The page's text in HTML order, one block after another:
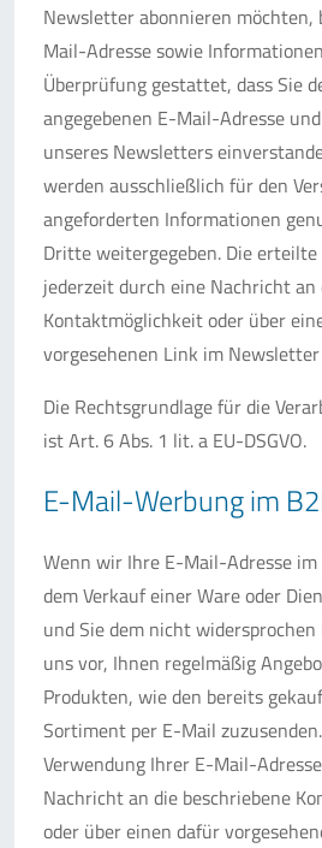
Newsletter abonnieren
Mail-Adresse sowie
Überprüfung gestattet, dass Sie
angegebenen E-Mail-Adresse
unseres Newsletters
werden ausschließlich für den
angeforderten Informationen
Dritte weitergegeben. Die
jederzeit durch eine Nachricht an
Kontaktmöglichkeit oder über
vorgesehenen Link im
Die Rechtsgrundlage für die
ist Art. 6 Abs. 1 lit. a EU-DSGVO.
E-Mail-Werbung im
Wenn wir Ihre E-Mail-Adresse
dem Verkauf einer Ware oder
und Sie dem nicht
uns vor, Ihnen regelmäßig
Produkten, wie den bereits
Sortiment per E-Mail
Verwendung Ihrer E-Mail-
Nachricht an die beschriebene
oder über einen dafür